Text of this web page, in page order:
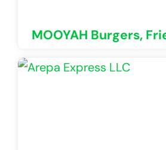
MOOYAH Burgers,